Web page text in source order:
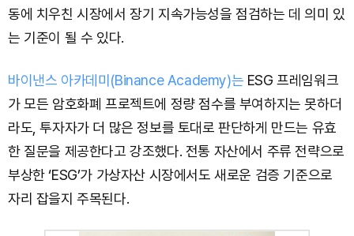
동에 치우친 시장에서 장기 지속가능성을 점검하는 데 의미 있
는 기준이 될 수 있다.
바이낸스 아카데미(Binance Academy)는 ESG 프레임워크
가 모든 암호화폐 프로젝트에 정량 점수를 부여하지는 못하더
라도, 투자자가 더 많은 정보를 토대로 판단하게 만드는 유효
한 질문을 제공한다고 강조했다. 전통 자산에서 주류 전략으로
부상한 ‘ESG’가 가상자산 시장에서도 새로운 검증 기준으로
자리 잡을지 주목된다.